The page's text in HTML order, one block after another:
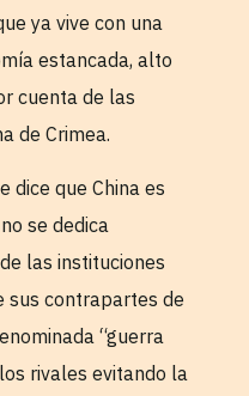
ya vive con una
estancada, alto
cuenta de las
de Crimea.
dice que China es
se dedica
las instituciones
sus contrapartes de
“guerra
rivales evitando la